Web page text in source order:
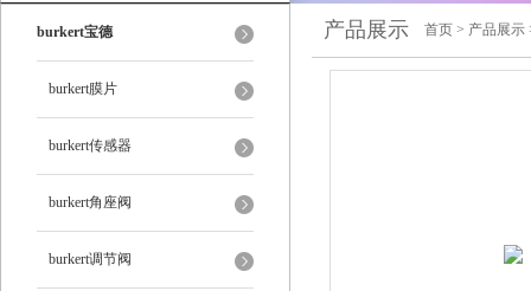
burkert宝德
burkert膜片
burkert传感器
burkert角座阀
burkert调节阀
产品展示 首页 > 产品展示